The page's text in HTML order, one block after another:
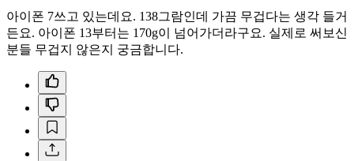
아이폰 7쓰고 있는데요. 138그람인데 가끔 무겁다는 생각 들거
든요. 아이폰 13부터는 170g이 넘어가더라구요. 실제로 써보신
분들 무겁지 않은지 궁금합니다.